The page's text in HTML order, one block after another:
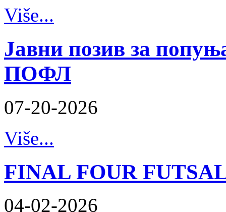
Više...
Јавни позив за
ПОФЛ
07-20-2026
Više...
FINAL FOUR
04-02-2026